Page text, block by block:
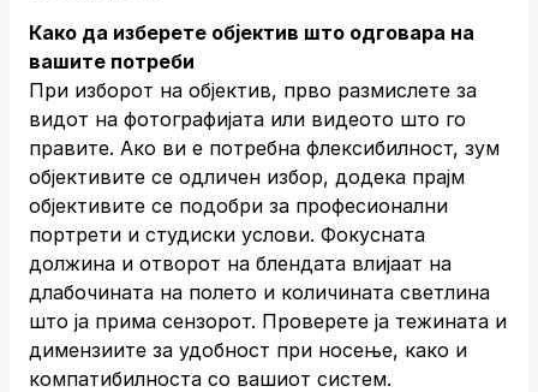
Како да изберете објектив што одговара на
вашите потреби
При изборот на објектив, прво размислете за
видот на фотографијата или видеото што го
правите. Ако ви е потребна флексибилност, зум
објективите се одличен избор, додека прајм
објективите се подобри за професионални
портрети и студиски услови. Фокусната
должина и отворот на блендата влијаат на
длабочината на полето и количината светлина
што ја прима сензорот. Проверете ја тежината и
димензиите за удобност при носење, како и
компатибилноста со вашиот систем.